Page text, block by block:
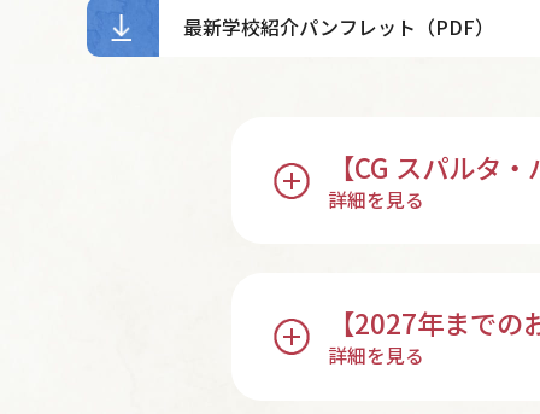
最新学校紹介パンフレット（PDF）
【CG スパルタ
【2027年まで